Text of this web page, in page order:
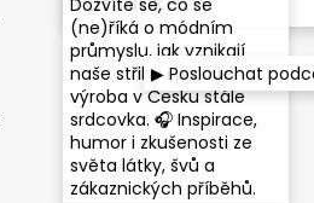
Dozvíte se, co se
(ne)říká o módním
průmyslu, jak vznikají
naše střihy i proč je
výroba v Česku stále
srdcovka. 🎧 Inspirace,
humor i zkušenosti ze
světa látky, švů a
zákaznických příběhů.
▶ Poslouchat